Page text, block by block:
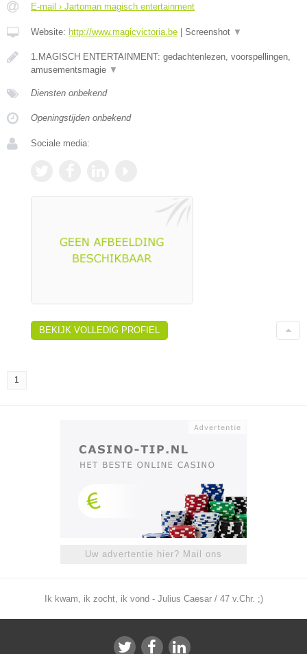
E-mail › Jartoman magisch entertainment
Website: http://www.magicvictoria.be | Screenshot ▼
1.MAGISCH ENTERTAINMENT: gedachtenlezen, voorspellingen,
amusementsmagie ▼
Diensten onbekend
Openingstijden onbekend
Sociale media:
BEKIJK VOLLEDIG PROFIEL
1
Uw advertentie hier? Mail ons
Ik kwam, ik zocht, ik vond - Julius Caesar / 47 v.Chr. ;)